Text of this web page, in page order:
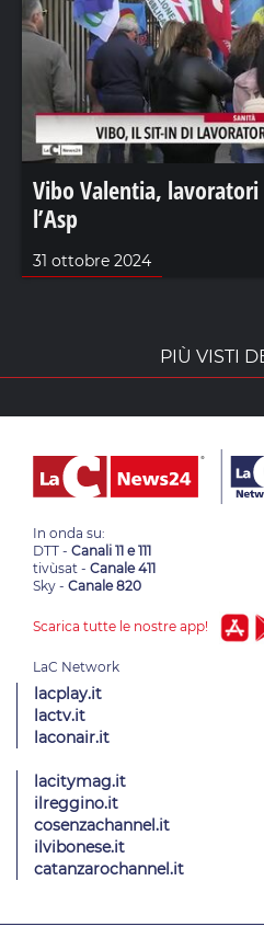
Vibo Valentia,
l’Asp
31 ottobre 2024
PIÙ VISTI
In onda su:
DTT - Canali 11 e 111
tivùsat - Canale 411
Sky - Canale 820
Scarica tutte le nostre app!
lacplay.it
lactv.it
laconair.it
lacitymag.it
ilreggino.it
cosenzachannel.it
ilvibonese.it
catanzarochannel.it